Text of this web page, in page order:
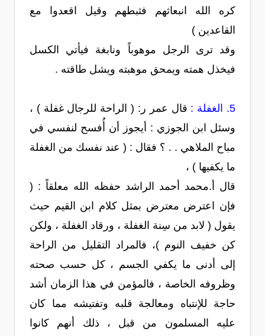
كره الله انبعاثهم فثبطهم وقيل اقعدوا مع
القاعدين )
وقد ترى الرجل موهوباً ونابغة فيأتي الكسل
فيخذل همته ويمحق موهبته ويشل طاقته .
5. الغفلة :
قال عمر ر: ( الراحة للرجال غفلة ) ،
وسئل ابن الجوزي : أيجوز أن أُفسح لنفسي في
مباح الملاهي . . ؟ فقال : ( عند نفسك من الغفلة
ما يكفيها ) ،
قال أ.محمد أحمد الراشد حفظه الله معلقاً : (
فإن اعترض معترض بمثل كلام ابن القيم حيث
يقول ( لابد من سِنة الغفلة ، ورقاد الغفلة ، ولكن
كن خفيف النوم )، فالمراد التقليل من الراحة
إلى أدنى ما يكفي الجسم ، كل حسب صحته
وظروفه الخاصة ، فالمؤمن في هذا الزمان أشد
حاجة للإنتباه ومعالجة قلبه وتفتيشه مما كان
عليه المسلمون من قبل ، ذلك أنهم كانوا